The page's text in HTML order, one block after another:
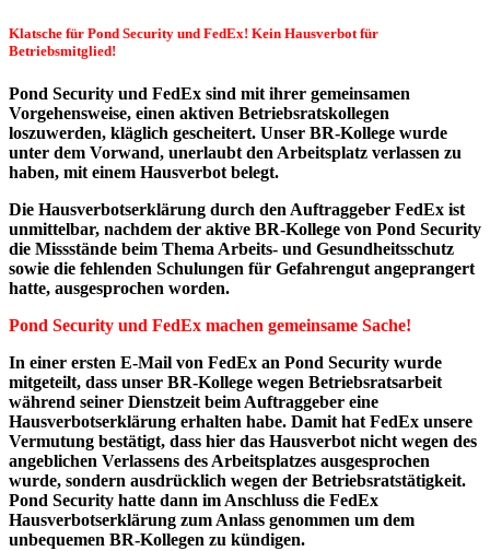
Klatsche für Pond Security und FedEx! Kein Hausverbot für
Betriebsmitglied!
Pond Security und FedEx sind mit ihrer gemeinsamen
Vorgehensweise, einen aktiven Betriebsratskollegen
loszuwerden, kläglich gescheitert. Unser BR-Kollege wurde
unter dem Vorwand, unerlaubt den Arbeitsplatz verlassen zu
haben, mit einem Hausverbot belegt.
Die Hausverbotserklärung durch den Auftraggeber FedEx ist
unmittelbar, nachdem der aktive BR-Kollege von Pond Security
die Missstände beim Thema Arbeits- und Gesundheitsschutz
sowie die fehlenden Schulungen für Gefahrengut angeprangert
hatte, ausgesprochen worden.
Pond Security und FedEx machen gemeinsame Sache!
In einer ersten E-Mail von FedEx an Pond Security wurde
mitgeteilt, dass unser BR-Kollege wegen Betriebsratsarbeit
während seiner Dienstzeit beim Auftraggeber eine
Hausverbotserklärung erhalten habe. Damit hat FedEx unsere
Vermutung bestätigt, dass hier das Hausverbot nicht wegen des
angeblichen Verlassens des Arbeitsplatzes ausgesprochen
wurde, sondern ausdrücklich wegen der Betriebsratstätigkeit.
Pond Security hatte dann im Anschluss die FedEx
Hausverbotserklärung zum Anlass genommen um dem
unbequemen BR-Kollegen zu kündigen.